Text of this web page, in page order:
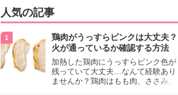
人気の記事
鶏肉がうっすらピンクは大丈夫？
火が通っているか確認する方法
加熱した鶏肉にうっすらピンク色が
残っていて大丈夫…なんて経験あり
ませんか？鶏肉はもも肉、ささみ、